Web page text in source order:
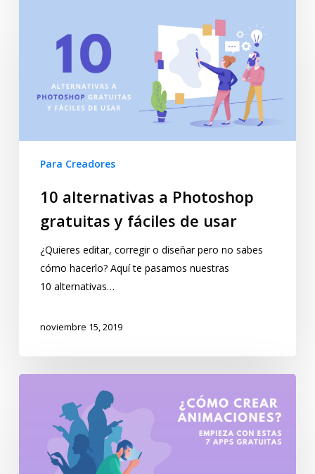
Para Creadores
10 alternativas a Photoshop
gratuitas y fáciles de usar
¿Quieres editar, corregir o diseñar pero no sabes
cómo hacerlo? Aquí te pasamos nuestras
10 alternativas…
noviembre 15, 2019